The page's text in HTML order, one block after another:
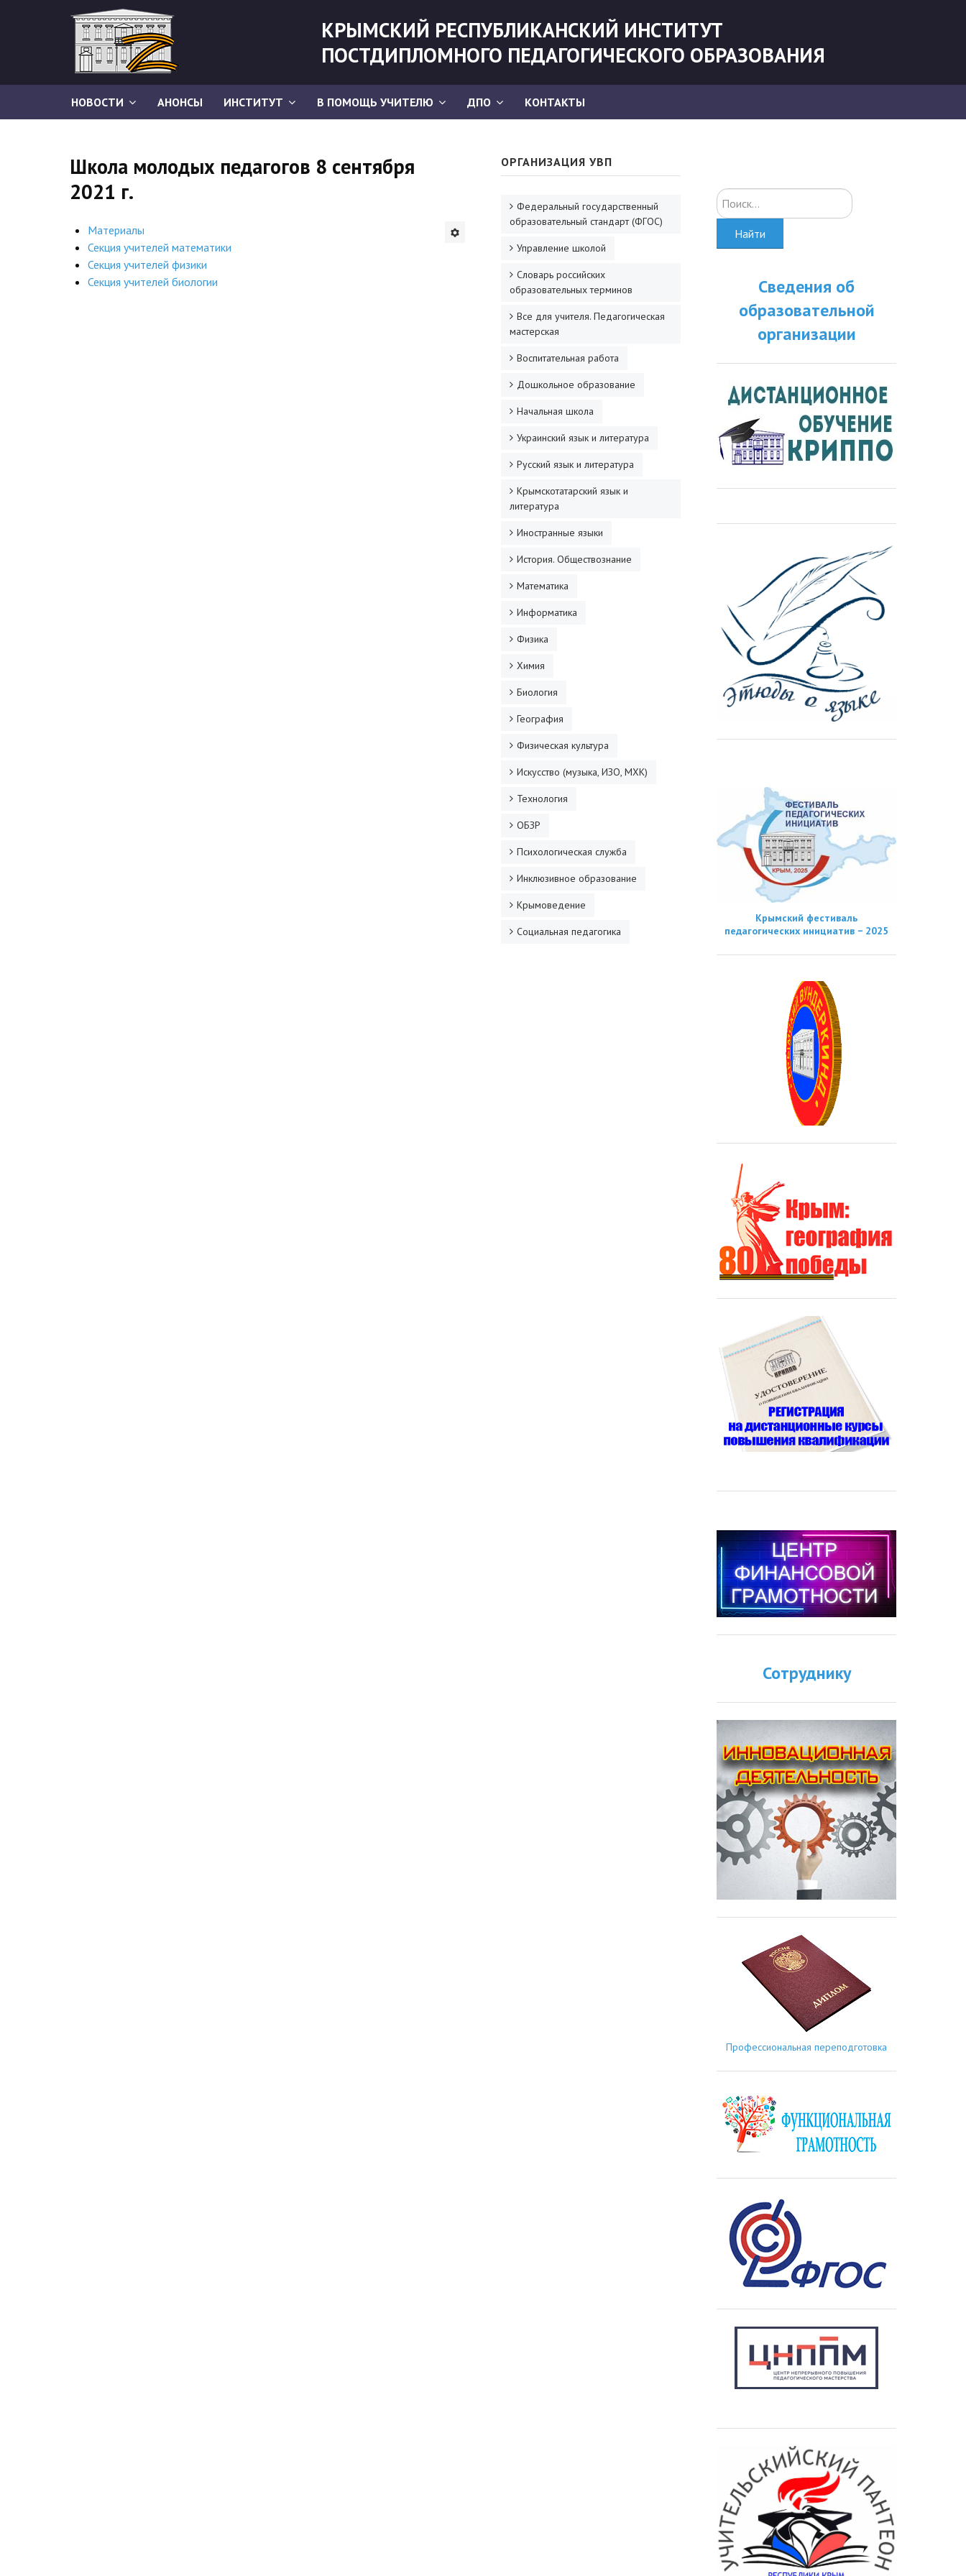
КРЫМСКИЙ РЕСПУБЛИКАНСКИЙ ИНСТИТУТ
ПОСТДИПЛОМНОГО ПЕДАГОГИЧЕСКОГО ОБРАЗОВАНИЯ
НОВОСТИ АНОНСЫ ИНСТИТУТ В ПОМОЩЬ УЧИТЕЛЮ ДПО КОНТАКТЫ
Школа молодых педагогов 8 сентября
2021 г.
Материалы
Секция учителей математики
Секция учителей физики
Секция учителей биологии
ОРГАНИЗАЦИЯ УВП
Федеральный государственный
образовательный стандарт (ФГОС)
Управление школой
Словарь российских
образовательных терминов
Все для учителя. Педагогическая
мастерская
Воспитательная работа
Дошкольное образование
Начальная школа
Украинский язык и литература
Русский язык и литература
Крымскотатарский язык и
литература
Иностранные языки
История. Обществознание
Математика
Информатика
Физика
Химия
Биология
География
Физическая культура
Искусство (музыка, ИЗО, МХК)
Технология
ОБЗР
Психологическая служба
Инклюзивное образование
Крымоведение
Социальная педагогика
Искать...
Найти
Сведения об
образовательной
организации
Крымский фестиваль
педагогических инициатив − 2025
Сотруднику
Профессиональная переподготовка